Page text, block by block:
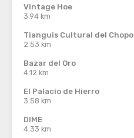
Vintage Hoe
3.94 km
Tianguis Cultural del Chopo
2.53 km
Bazar del Oro
4.12 km
El Palacio de Hierro
3.58 km
DIME
4.33 km